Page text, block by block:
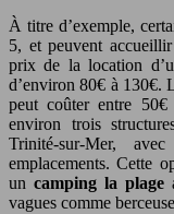
À titre d’exemple,
5, et peuvent
prix de la location
d’environ 80€ à 130€.
peut coûter entre
environ trois
Trinité-sur-Mer,
emplacements. Cette
un camping la plage
vagues comme